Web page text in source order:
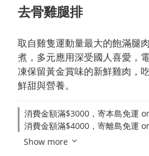
去骨雞腿排
取自雞隻運動量最大的飽滿腿
煮，多元應用深受國人喜愛，
凍保留黃金賞味的新鮮雞肉，
鮮甜與營養。
消費金額滿$3000，寄本島免運
消費金額滿$4000，寄離島免運
Show more